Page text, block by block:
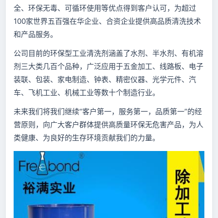
全、环保无毒、可循环使用等优点得到客户认可，为超过
100家世界五百强在华企业、合资企业提供高品质清洗技术
和产品服务。
公司目前的环保型工业清洗剂涵盖了水剂、半水剂、有机溶
剂三大类几百个品种，广泛应用于五金加工、线路板、电子
装联、包装、家电制造、钟表、精密仪器、光学元件、汽
车、飞机工业、机械工业等数十个制造行业。
未来我们将我们继续“客户第一，服务第一，品质第一”的经
营原则，向广大客户群体提供高质量环保无危害产品，为人
类健康、为良好的生存环境贡献我们的力量。